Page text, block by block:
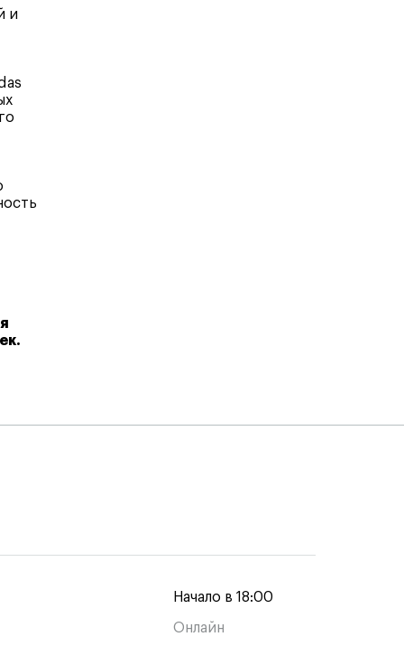
и
Начало в 18:00
Онлайн